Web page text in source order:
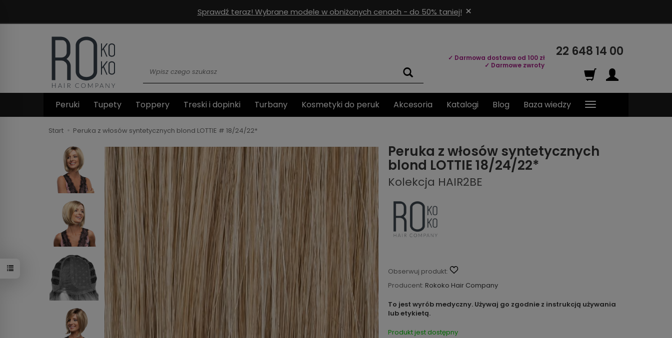
Sprawdź teraz! Wybrane modele w obniżonych cenach - do 50% taniej! ×
✓ Darmowa dostawa od 100 zł
✓ Darmowe zwroty
22 648 14 00
Peruki Tupety Toppery Treski i dopinki Turbany Kosmetyki do peruk Akcesoria Katalogi Blog Baza wiedzy
Start Peruka z włosów syntetycznych blond LOTTIE # 18/24/22*
Peruka z włosów syntetycznych
blond LOTTIE 18/24/22*
Kolekcja HAIR2BE
Obserwuj produkt:
Producent: Rokoko Hair Company
To jest wyrób medyczny. Używaj go zgodnie z instrukcją używania
lub etykietą.
Produkt jest dostępny